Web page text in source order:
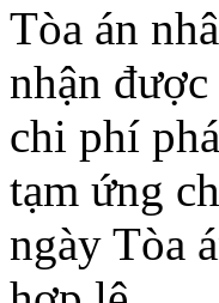
Tòa án
nhận
chi phí
tạm ứng
ngày Tòa